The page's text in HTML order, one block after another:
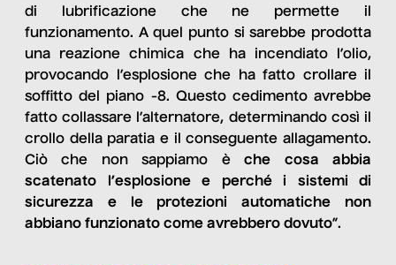
di lubrificazione che ne permette il
funzionamento. A quel punto si sarebbe prodotta
una reazione chimica che ha incendiato l’olio,
provocando l’esplosione che ha fatto crollare il
soffitto del piano -8. Questo cedimento avrebbe
fatto collassare l’alternatore, determinando così il
crollo della paratia e il conseguente allagamento.
Ciò che non sappiamo èche cosa abbia
scatenato l’esplosione e
perché i sistemi di
sicurezza e le protezioni automatiche non
abbiano funzionato come avrebbero dovuto”.